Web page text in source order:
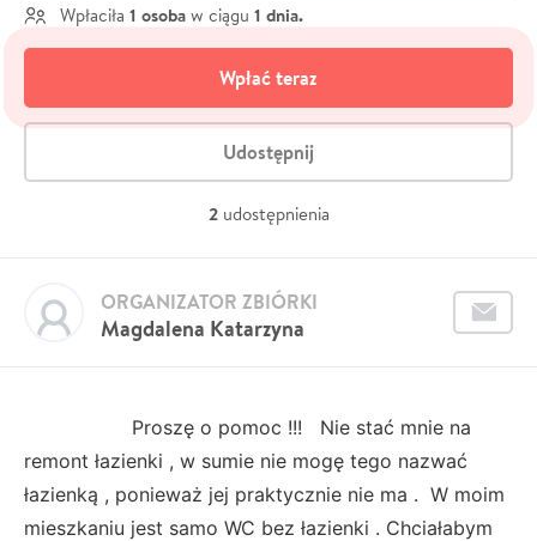
Wpłaciła 1 osoba w ciągu 1 dnia.
Wpłać teraz
Udostępnij
2 udostępnienia
Magdalena Katarzyna
ORGANIZATOR ZBIÓRKI
Proszę o pomoc !!! Nie stać mnie na
remont łazienki , w sumie nie mogę tego nazwać
łazienką , ponieważ jej praktycznie nie ma . W moim
mieszkaniu jest samo WC bez łazienki . Chciałabym